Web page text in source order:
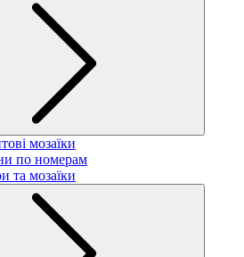
мозаїки
по номерам
та мозаїки